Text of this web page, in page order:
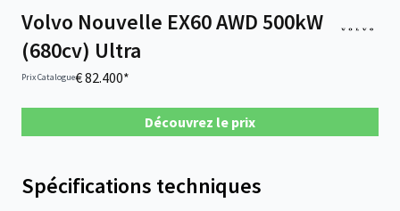
Volvo Nouvelle EX60 AWD 500kW
(680cv) Ultra
Prix Catalogue€ 82.400*
Découvrez le prix
Spécifications techniques